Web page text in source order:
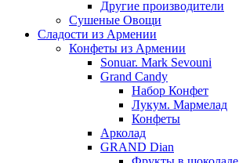
Другие производители
Сушеные Овощи
Сладости из Армении
Конфеты из Армении
Sonuar. Mark Sevouni
Grand Candy
Набор Конфет
Лукум. Мармелад
Конфеты
Арколад
GRAND Dian